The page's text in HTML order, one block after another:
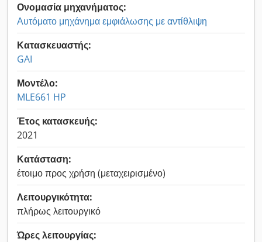
Ονομασία μηχανήματος:
Αυτόματο μηχάνημα εμφιάλωσης με αντίθλιψη
Κατασκευαστής:
GAI
Μοντέλο:
MLE661 HP
Έτος κατασκευής:
2021
Κατάσταση:
έτοιμο προς χρήση (μεταχειρισμένο)
Λειτουργικότητα:
πλήρως λειτουργικό
Ώρες λειτουργίας: